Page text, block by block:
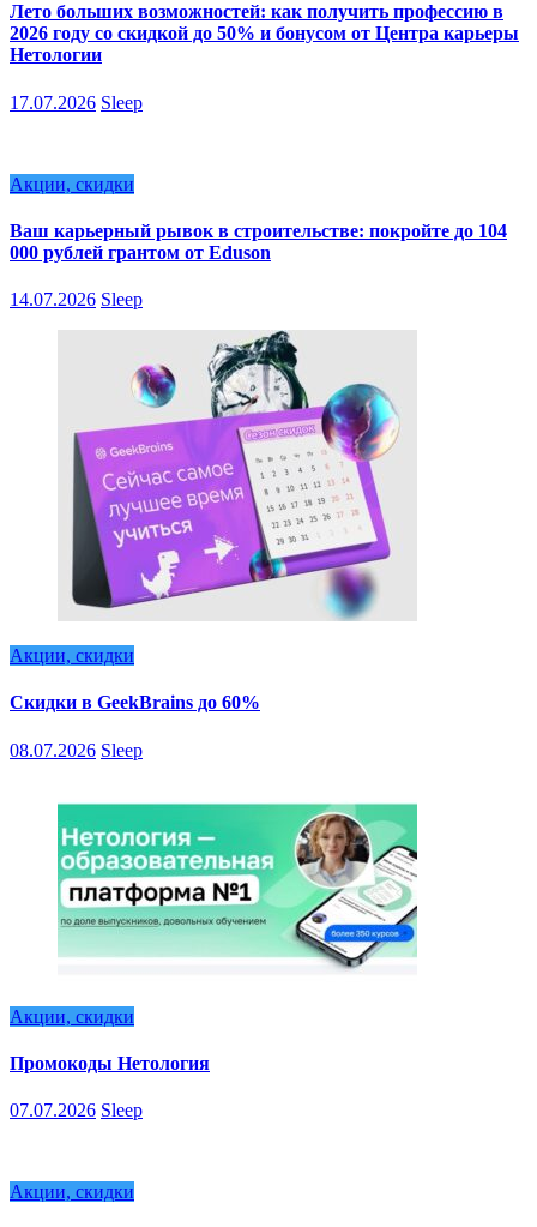
Лето больших возможностей: как получить профессию в
2026 году со скидкой до 50% и бонусом от Центра карьеры
Нетологии
17.07.2026 Sleep
Акции, скидки
Ваш карьерный рывок в строительстве: покройте до 104
000 рублей грантом от Eduson
14.07.2026 Sleep
Акции, скидки
Скидки в GeekBrains до 60%
08.07.2026 Sleep
Акции, скидки
Промокоды Нетология
07.07.2026 Sleep
Акции, скидки